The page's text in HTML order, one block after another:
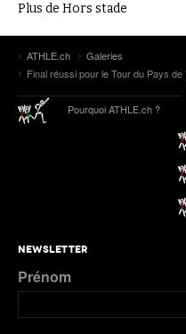
Plus de Hors stade
ATHLE.ch
Galeries
Final réussi pour le Tour du Pays de
Pourquoi ATHLE.ch ?
NEWSLETTER
Prénom